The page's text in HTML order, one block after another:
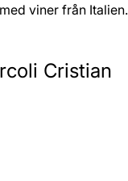
viner från Italien.
Cristian